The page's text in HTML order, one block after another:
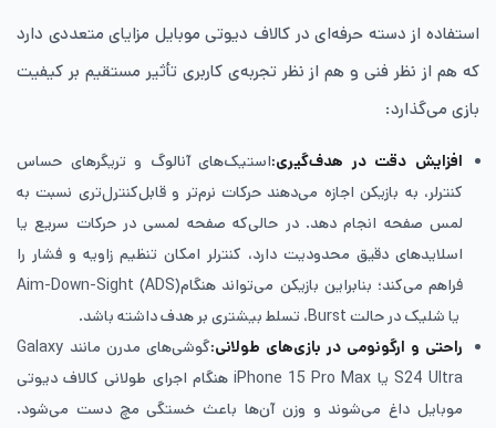
استفاده از دسته حرفه‌ای در کالاف دیوتی موبایل مزایای متعددی دارد
که هم از نظر فنی و هم از نظر تجربه‌ی کاربری تأثیر مستقیم بر کیفیت
بازی می‌گذارد:
افزایش دقت در هدف‌گیری:استیک‌های آنالوگ و تریگرهای حساس
کنترلر، به بازیکن اجازه می‌دهند حرکات نرم‌تر و قابل‌کنترل‌تری نسبت به
لمس صفحه انجام دهد. در حالی‌که صفحه لمسی در حرکات سریع یا
اسلایدهای دقیق محدودیت دارد، کنترلر امکان تنظیم زاویه و فشار را
فراهم می‌کند؛ بنابراین بازیکن می‌تواند هنگامAim-Down-Sight (ADS)
یا شلیک در حالت Burst، تسلط بیشتری بر هدف داشته باشد.
راحتی و ارگونومی در بازی‌های طولانی:
گوشی‌های مدرن مانند Galaxy
S24 Ultra یا iPhone 15 Pro Max هنگام اجرای طولانی کالاف دیوتی
موبایل داغ می‌شوند و وزن آن‌ها باعث خستگی مچ دست می‌شود.